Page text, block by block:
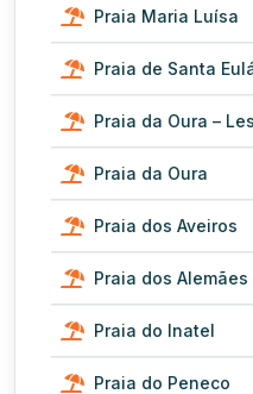
Praia Maria Luísa
Praia de Santa
Praia da Oura –
Praia da Oura
Praia dos Aveiros
Praia dos Alemães
Praia do Inatel
Praia do Peneco